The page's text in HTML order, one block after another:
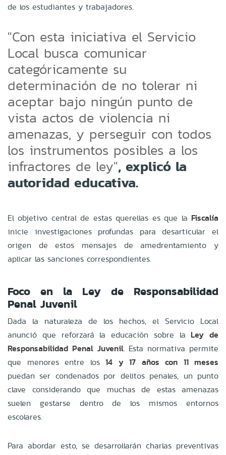
de los estudiantes y trabajadores.
"Con esta iniciativa el Servicio
Local busca comunicar
categóricamente su
determinación de no tolerar ni
aceptar bajo ningún punto de
vista actos de violencia ni
amenazas, y perseguir con todos
los instrumentos posibles a los
infractores de ley", explicó la
autoridad educativa.
El objetivo central de estas querellas es que la Fiscalía
inicie investigaciones profundas para desarticular el
origen de estos mensajes de amedrentamiento y
aplicar las sanciones correspondientes.
Foco en la Ley de Responsabilidad
Penal Juvenil
Dada la naturaleza de los hechos, el Servicio Local
anunció que reforzará la educación sobre la Ley de
Responsabilidad Penal Juvenil. Esta normativa permite
que menores entre los 14 y 17 años con 11 meses
puedan ser condenados por delitos penales, un punto
clave considerando que muchas de estas amenazas
suelen gestarse dentro de los mismos entornos
escolares.
Para abordar esto, se desarrollarán charlas preventivas